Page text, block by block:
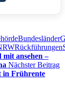
Bundesländer
Rückführungen
mit ansehen –
Nächster Beitrag
in Frührente